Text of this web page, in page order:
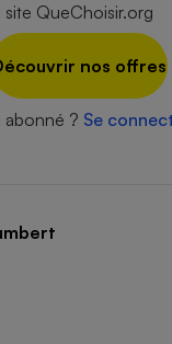
site QueChoisir.org
nos offres
abonné ? Se